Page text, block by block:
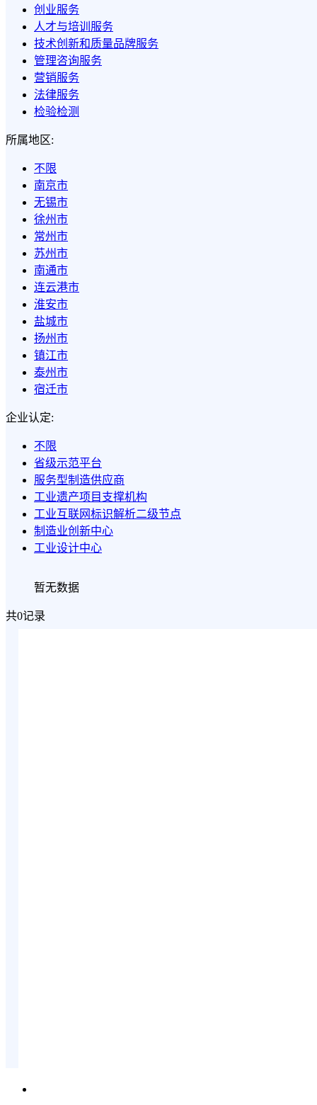
创业服务
人才与培训服务
技术创新和质量品牌服务
管理咨询服务
营销服务
法律服务
检验检测
所属地区:
不限
南京市
无锡市
徐州市
常州市
苏州市
南通市
连云港市
淮安市
盐城市
扬州市
镇江市
泰州市
宿迁市
企业认定:
不限
省级示范平台
服务型制造供应商
工业遗产项目支撑机构
工业互联网标识解析二级节点
制造业创新中心
工业设计中心
暂无数据
共0记录